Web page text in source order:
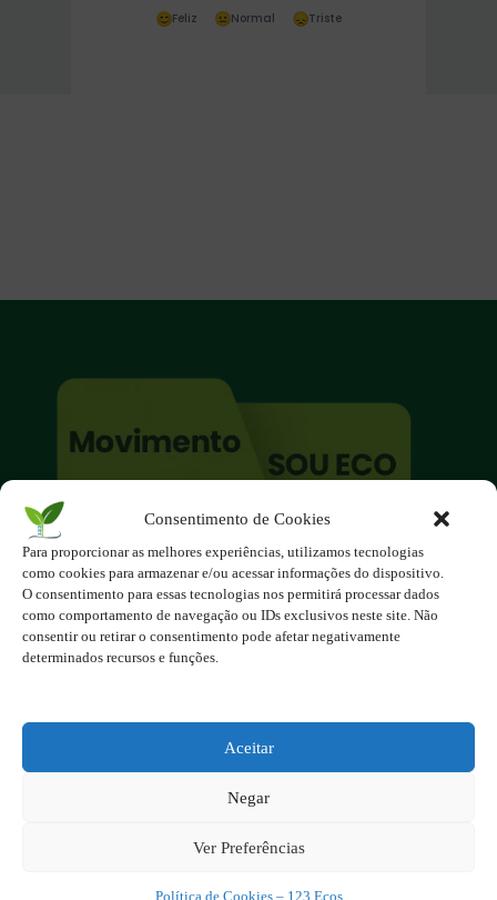
Consentimento de Cookies
Para proporcionar as melhores experiências, utilizamos tecnologias
como cookies para armazenar e/ou acessar informações do dispositivo.
O consentimento para essas tecnologias nos permitirá processar dados
como comportamento de navegação ou IDs exclusivos neste site. Não
consentir ou retirar o consentimento pode afetar negativamente
determinados recursos e funções.
Aceitar
Negar
Ver Preferências
Política de Cookies – 123 Ecos
Feliz Normal Triste
O site é um movimento ambientalista!
Participe você também!
Podemos fazer muito
se nos unirmos!
Inscreva-se na Newsletter
2025 - Todos os direitos reservados à
Layout da home e rodapé criado por